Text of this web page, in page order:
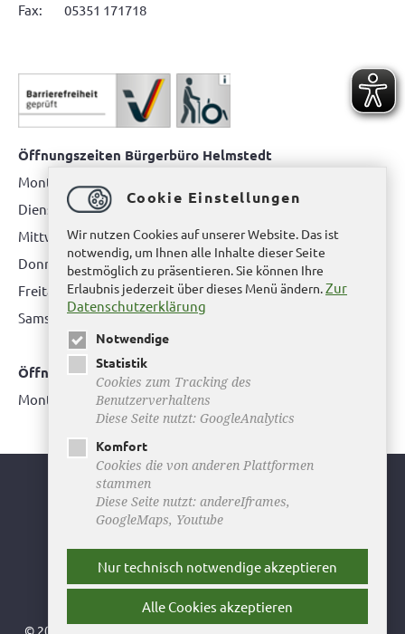
Fax: 05351 171718
Öffnungszeiten Bürgerbüro Helmstedt
Montag: 08.00 bis 12.00 Uhr
Dienstag: 08.00 bis 12.00 Uhr & 15.00 Uhr bis 17.00 Uhr
Mittwoch: nur nach Terminvereinbarung
Donnerstag: 08.00 bis 12.00 Uhr & 14.00 Uhr bis 16.00 Uhr
Freitag: nur nach Terminvereinbarung
Samstag:bitte hier klicken
Öffnungszeiten Bürgerbüro Büddenstedt
Montag: 14:00 bis 16:00 Uhr
Youtube
Facebook
Instagram
Newsletter
© 2026 Stadt Helmstedt ǀ
Cookie Einstellungen
Wir nutzen Cookies auf unserer Website. Das ist
notwendig, um Ihnen alle Inhalte dieser Seite
bestmöglich zu präsentieren. Sie können Ihre
Erlaubnis jederzeit über dieses Menü ändern.Zur
Datenschutzerklärung
Notwendige
Statistik
Cookies zum Tracking des
Benutzerverhaltens
Diese Seite nutzt: GoogleAnalytics
Komfort
Cookies die von anderen Plattformen
stammen
Diese Seite nutzt: andereIframes,
GoogleMaps, Youtube
Nur technisch notwendige akzeptieren
Alle Cookies akzeptieren